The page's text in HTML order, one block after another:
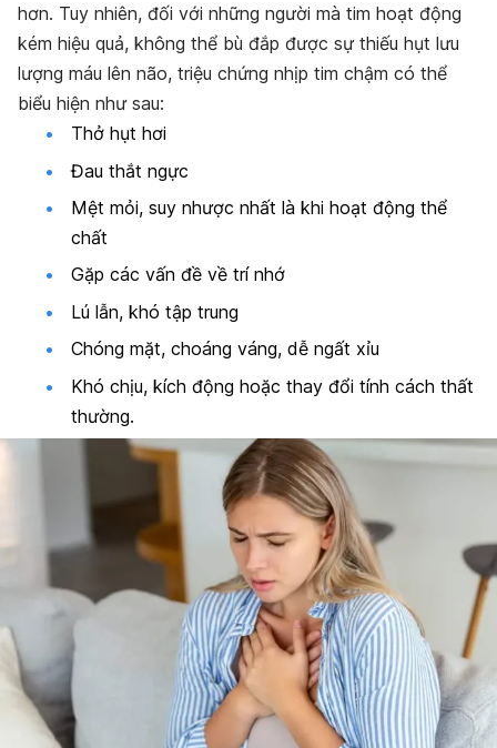
hơn. Tuy nhiên, đối với những người mà tim hoạt động
kém hiệu quả, không thể bù đắp được sự thiếu hụt lưu
lượng máu lên não, triệu chứng nhịp tim chậm có thể
biểu hiện như sau:
Thở hụt hơi
Đau thắt ngực
Mệt mỏi, suy nhược nhất là khi hoạt động thể
chất
Gặp các vấn đề về trí nhớ
Lú lẫn, khó tập trung
Chóng mặt, choáng váng, dễ ngất xỉu
Khó chịu, kích động hoặc thay đổi tính cách thất
thường.